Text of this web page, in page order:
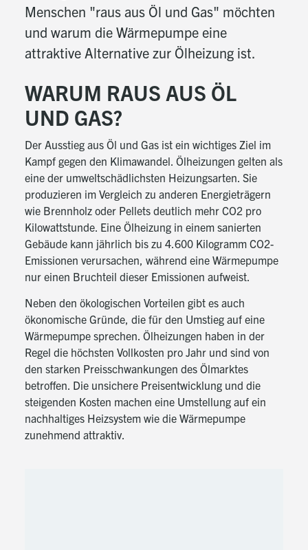
Menschen "raus aus Öl und Gas" möchten
und warum die Wärmepumpe eine
attraktive Alternative zur Ölheizung ist.
WARUM RAUS AUS ÖL
UND GAS?
Der Ausstieg aus Öl und Gas ist ein wichtiges Ziel im
Kampf gegen den Klimawandel. Ölheizungen gelten als
eine der umweltschädlichsten Heizungsarten. Sie
produzieren im Vergleich zu anderen Energieträgern
wie Brennholz oder Pellets deutlich mehr CO2 pro
Kilowattstunde. Eine Ölheizung in einem sanierten
Gebäude kann jährlich bis zu 4.600 Kilogramm CO2-
Emissionen verursachen, während eine Wärmepumpe
nur einen Bruchteil dieser Emissionen aufweist.
Neben den ökologischen Vorteilen gibt es auch
ökonomische Gründe, die für den Umstieg auf eine
Wärmepumpe sprechen. Ölheizungen haben in der
Regel die höchsten Vollkosten pro Jahr und sind von
den starken Preisschwankungen des Ölmarktes
betroffen. Die unsichere Preisentwicklung und die
steigenden Kosten machen eine Umstellung auf ein
nachhaltiges Heizsystem wie die Wärmepumpe
zunehmend attraktiv.